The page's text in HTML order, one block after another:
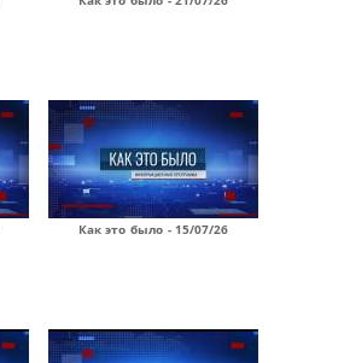
Как это было - 15/07/26